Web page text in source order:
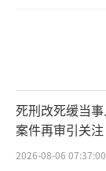
死刑改死缓当事
案件再审引关注
2026-08-06 07:37:00